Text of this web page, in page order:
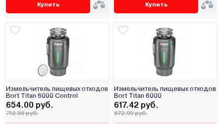
Купить Купить
Измельчитель пищевых отходов
Bort Titan 6000 Control
654.00 руб.
712.86 руб.
Измельчитель пищевых отходов
Bort Titan 6000
617.42 руб.
672.99 руб.